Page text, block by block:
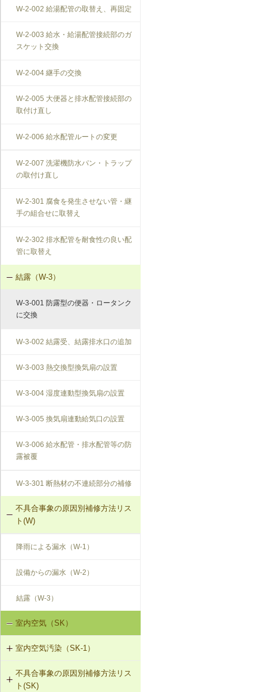
W-2-002 給湯配管の取替え、再固定
W-2-003 給水・給湯配管接続部のガ
スケット交換
W-2-004 継手の交換
W-2-005 大便器と排水配管接続部の
取付け直し
W-2-006 給水配管ルートの変更
W-2-007 洗濯機防水パン・トラップ
の取付け直し
W-2-301 腐食を発生させない管・継
手の組合せに取替え
W-2-302 排水配管を耐食性の良い配
管に取替え
結露（W-3）
W-3-001 防露型の便器・ロータンク
に交換
W-3-002 結露受、結露排水口の追加
W-3-003 熱交換型換気扇の設置
W-3-004 湿度連動型換気扇の設置
W-3-005 換気扇連動給気口の設置
W-3-006 給水配管・排水配管等の防
露被覆
W-3-301 断熱材の不連続部分の補修
不具合事象の原因別補修方法リス
ト(W)
降雨による漏水（W-1）
設備からの漏水（W-2）
結露（W-3）
室内空気（SK）
室内空気汚染（SK-1）
SK-1-001 給排気口の位置の変更
不具合事象の原因別補修方法リス
ト(SK)